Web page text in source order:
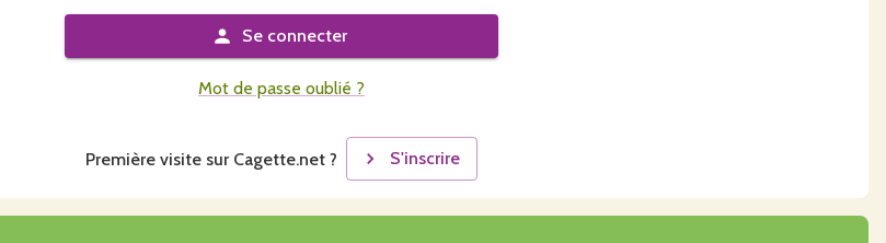
Se connecter
Mot de passe oublié ?
Première visite sur Cagette.net ? S'inscrire